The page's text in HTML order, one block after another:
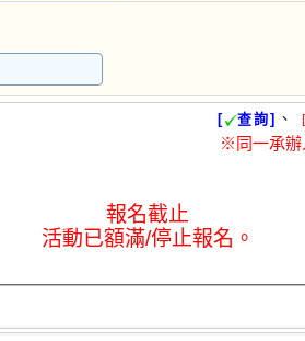
[ 查詢] 、
※同一承辦
報名截止
活動已額滿/停止報名。